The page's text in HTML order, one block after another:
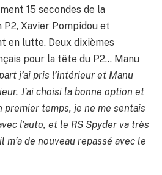
15 secondes de la
P2, Xavier Pompidou et
en lutte. Deux dixièmes
pour la tête du P2… Manu
j’ai pris l’intérieur et Manu
J’ai choisi la bonne option et
premier temps, je ne me sentais
l’auto, et le RS Spyder va très
m’a de nouveau repassé avec le